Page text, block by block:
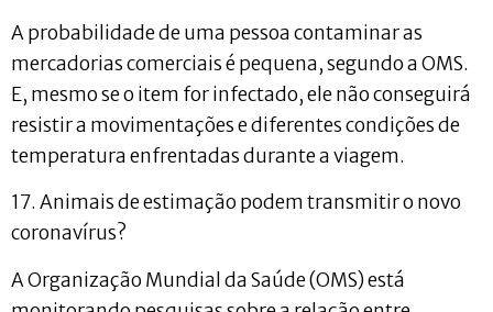
A probabilidade de uma pessoa contaminar as
mercadorias comerciais é pequena, segundo a OMS.
E, mesmo se o item for infectado, ele não conseguirá
resistir a movimentações e diferentes condições de
temperatura enfrentadas durante a viagem.
17. Animais de estimação podem transmitir o novo
coronavírus?
A Organização Mundial da Saúde (OMS) está